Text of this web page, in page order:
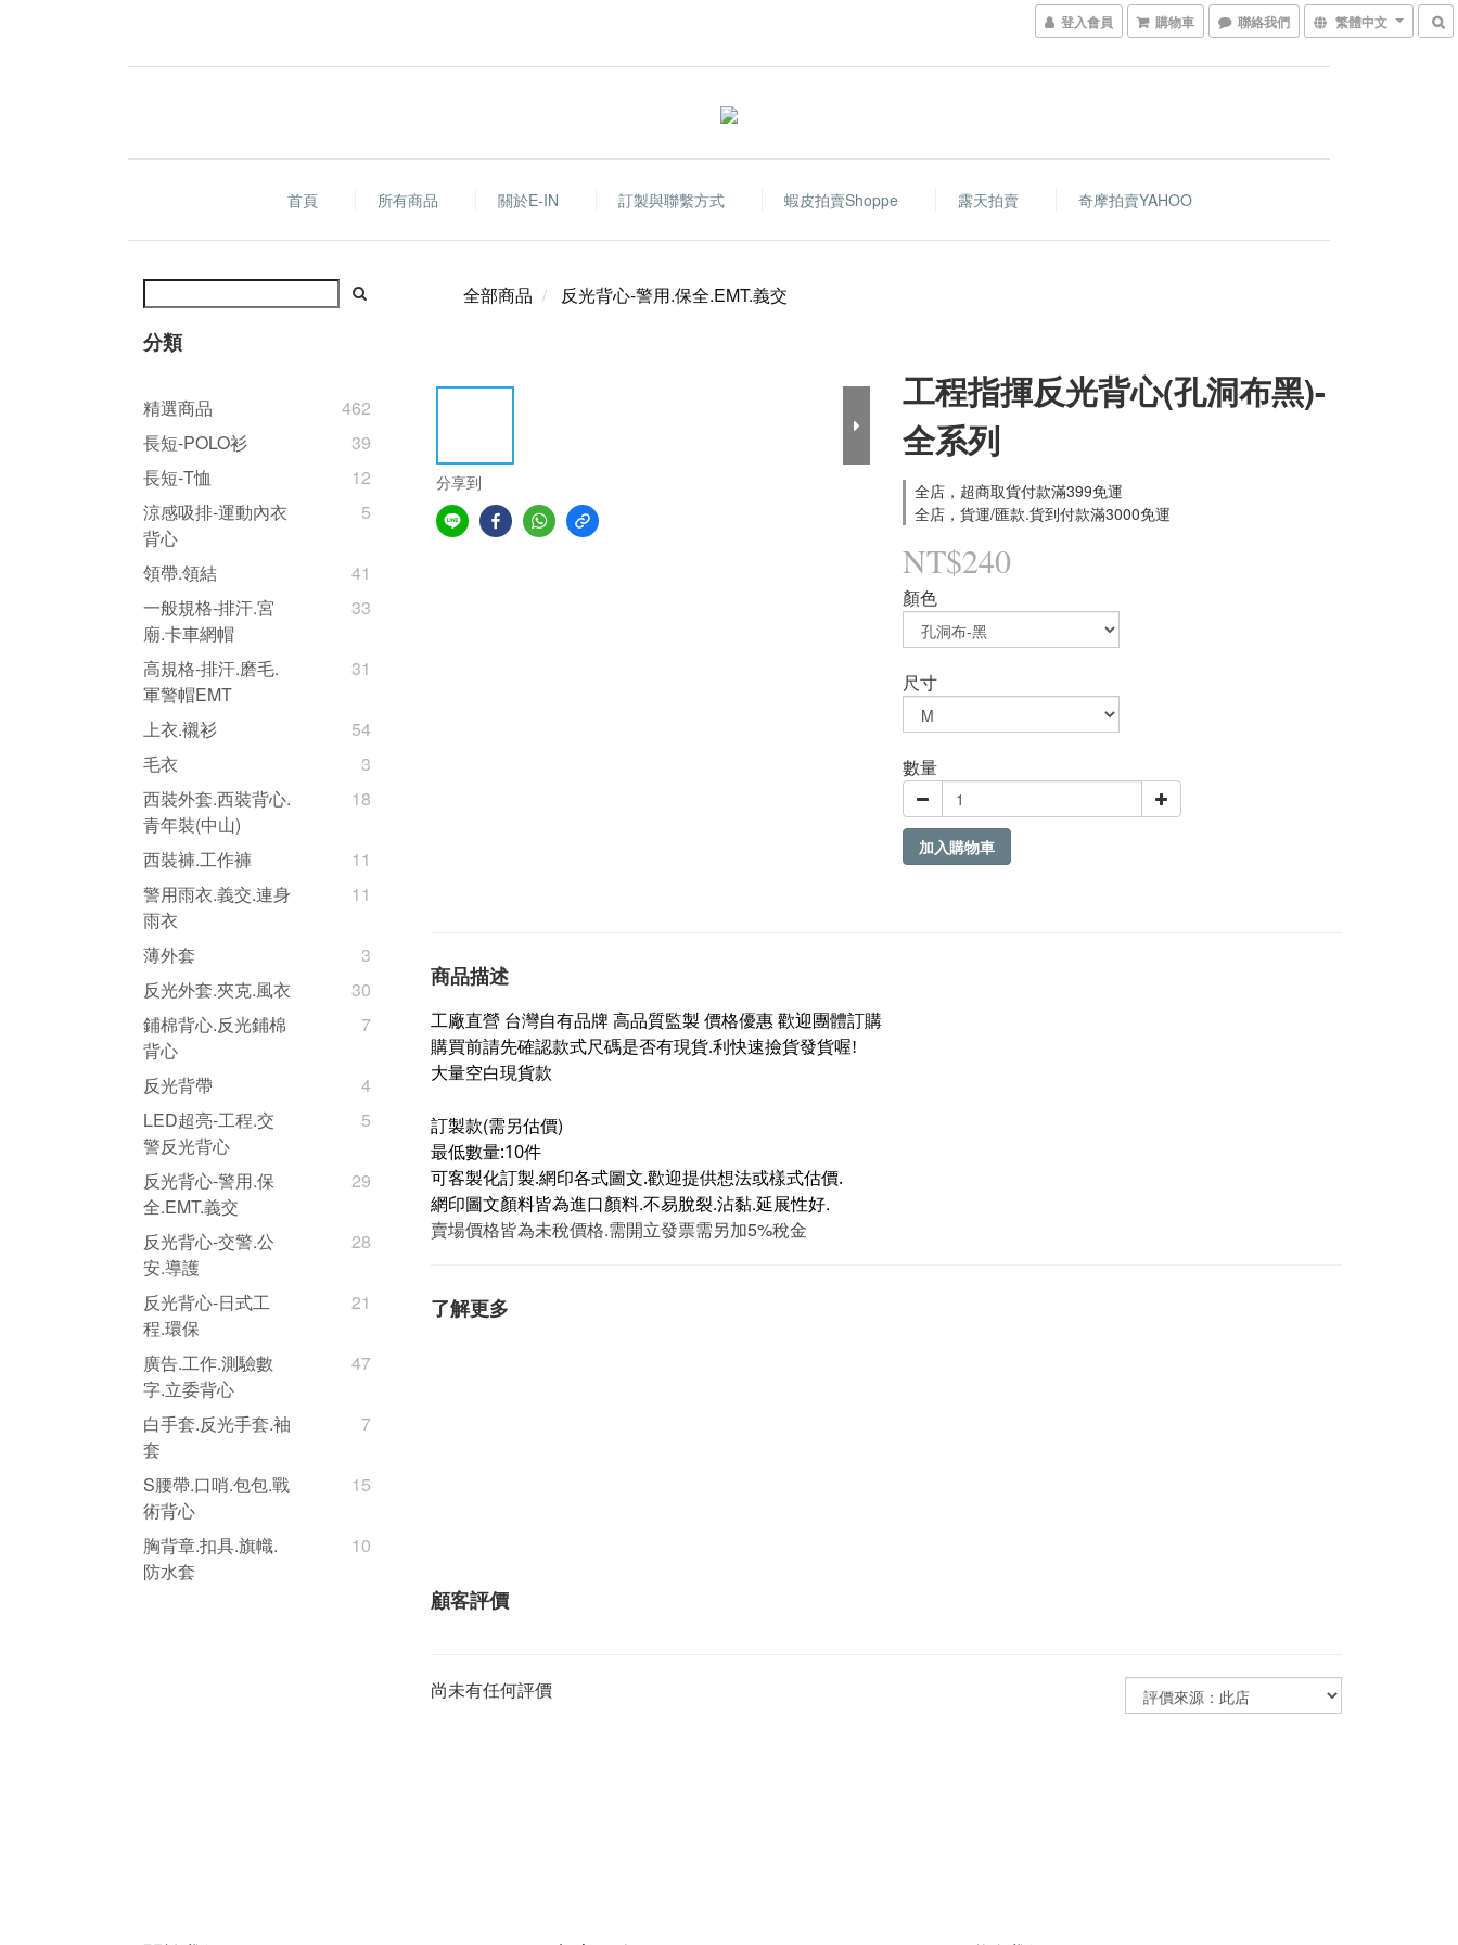
登入會員 購物車 聯絡我們 繁體中文
首頁 所有商品 關於E-IN 訂製與聯繫方式 蝦皮拍賣shoppe 露天拍賣 奇摩拍賣YAHOO
分類
精選商品
462
長短-POLO衫
39
長短-T恤
12
涼感吸排-運動內衣
背心
5
領帶.領結
41
一般規格-排汗.宮
廟.卡車網帽
33
高規格-排汗.磨毛.
軍警帽EMT
31
上衣.襯衫
54
毛衣
3
西裝外套.西裝背心.
青年裝(中山)
18
西裝褲.工作褲
11
警用雨衣.義交.連身
雨衣
11
薄外套
3
反光外套.夾克.風衣
30
鋪棉背心.反光鋪棉
背心
7
反光背帶
4
LED超亮-工程.交
警反光背心
5
反光背心-警用.保
全.EMT.義交
29
反光背心-交警.公
安.導護
28
反光背心-日式工
程.環保
21
廣告.工作.測驗數
字.立委背心
47
白手套.反光手套.袖
套
7
S腰帶.口哨.包包.戰
術背心
15
胸背章.扣具.旗幟.
防水套
10
全部商品 反光背心-警用.保全.EMT.義交
分享到
工程指揮反光背心(孔洞布黑)-
全系列
全店，超商取貨付款滿399免運
全店，貨運/匯款.貨到付款滿3000免運
NT$240
顏色
尺寸
數量
加入購物車
商品描述
工廠直營 台灣自有品牌 高品質監製 價格優惠 歡迎團體訂購
購買前請先確認款式尺碼是否有現貨.利快速撿貨發貨喔!
大量空白現貨款
訂製款(需另估價)
最低數量:10件
可客製化訂製.網印各式圖文.歡迎提供想法或樣式估價.
網印圖文顏料皆為進口顏料.不易脫裂.沾黏.延展性好.
賣場價格皆為未稅價格.需開立發票需另加5%稅金
了解更多
顧客評價
尚未有任何評價